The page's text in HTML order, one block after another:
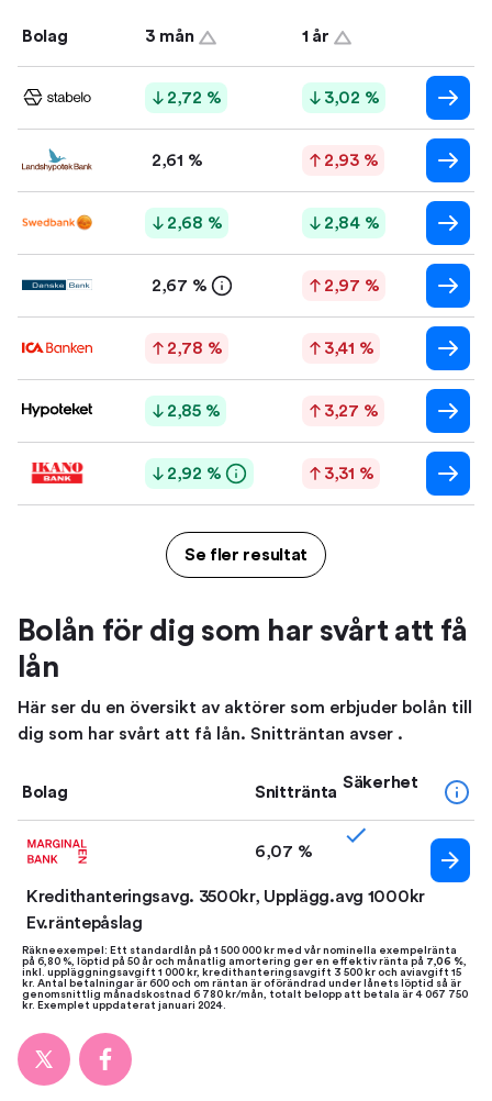
Bolag 3 mån 1 år
2,72 % 3,02 %
2,61 % 2,93 %
2,68 % 2,84 %
2,67 % 2,97 %
2,78 % 3,41 %
2,85 % 3,27 %
2,92 % 3,31 %
Se fler resultat
Bolån för dig som har svårt att få
lån
Här ser du en översikt av aktörer som erbjuder bolån till
dig som har svårt att få lån. Snitträntan avser .
Bolag Snittränta
Säkerhet
6,07 %
Kredithanteringsavg. 3500kr, Upplägg.avg 1000kr
Ev.räntepåslag
Räkneexempel: Ett standardlån på 1 500 000 kr med vår nominella exempelränta
på 6,80 %, löptid på 50 år och månatlig amortering ger en effektiv ränta på 7,06 %,
inkl. uppläggningsavgift 1 000 kr, kredithanteringsavgift 3 500 kr och aviavgift 15
kr. Antal betalningar är 600 och om räntan är oförändrad under lånets löptid så är
genomsnittlig månadskostnad 6 780 kr/mån, totalt belopp att betala är 4 067 750
kr. Exemplet uppdaterat januari 2024.